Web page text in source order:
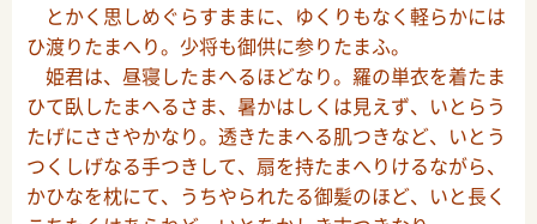
とかく思しめぐらすままに、ゆくりもなく軽らかには
ひ渡りたまへり。少将も御供に参りたまふ。
姫君は、昼寝したまへるほどなり。羅の単衣を着たま
ひて臥したまへるさま、暑かはしくは見えず、いとらう
たげにささやかなり。透きたまへる肌つきなど、いとう
つくしげなる手つきして、扇を持たまへりけるながら、
かひなを枕にて、うちやられたる御髪のほど、いと長く